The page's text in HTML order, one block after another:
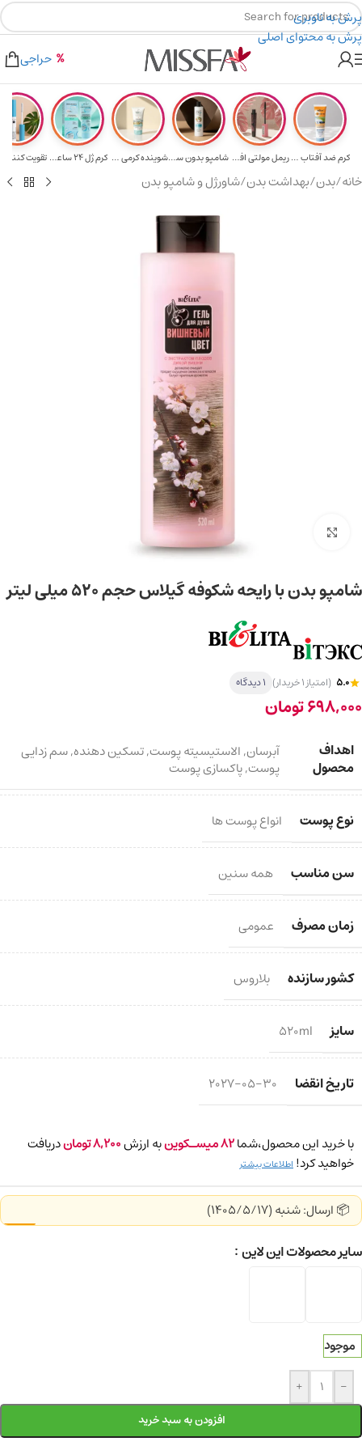
پرش به ناوبری
پرش به محتوای اصلی
۲٪ تخفیف روی سبد خرید برای روش کارت به کارت
هدیه برای خرید های بالای ۵ میلیون تومن
حراجی
کرم ضد آفتاب حا... ریمل مولتی افکت... شامپو بدون سولف... شوینده کرمی صور... کرم ژل ۲۴ ساعته... تقویت‌ کننده
خانه/بدن/بهداشت بدن/شاورژل و شامپو بدن
برای بزرگ‌نمایی کلیک کنید
شامپو بدن با رایحه شکوفه گیلاس حجم 520 میلی‌ لیتر
5.0 (امتیاز 1 خریدار) 1 دیدگاه
698,000تومان
اهداف
محصول
آبرسان,الاستیسیته پوست,تسکین دهنده,سم زدایی
پوست,پاکسازی پوست
نوع پوست انواع پوست ها
سن مناسب همه سنین
زمان مصرف عمومی
کشور سازنده بلاروس
سایز 520ml
تاریخ انقضا 2027-05-30
با خرید این محصول،شما82میسـکوینبه ارزش8,200توماندریافت
خواهید کرد! اطلاعات بیشتر
📦 ارسال: شنبه (1405/5/17)
سایر محصولات این لاین
موجود
-
+
افزودن به سبد خرید